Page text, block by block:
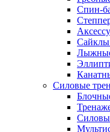
Спин-
Сайклы
Силовые